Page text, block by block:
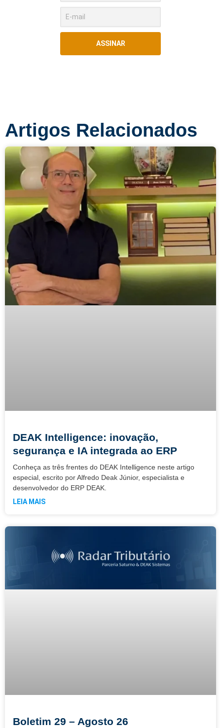
ASSINAR
Artigos Relacionados
DEAK Intelligence: inovação,
segurança e IA integrada ao ERP
Conheça as três frentes do DEAK Intelligence neste artigo
especial, escrito por Alfredo Deak Júnior, especialista e
desenvolvedor do ERP DEAK.
LEIA MAIS
Boletim 29 – Agosto 26